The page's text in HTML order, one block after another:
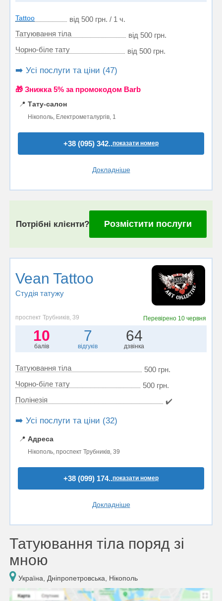
Tattoo
від 500 грн. / 1 ч.
Татуювання тіла
від 500 грн.
Чорно-біле тату
від 500 грн.
➡️ Усі послуги та ціни (47)
🎁 Знижка 5% за промокодом Barb
📍 Тату-салон
Нікополь, Електрометалургів, 1
+38 (095) 342..показати номер
Докладніше
Потрібні клієнти? Розмістити послуги
Vean Tattoo
Студія татужу
проспект Трубників, 39 Перевірено 10 червня
10
балів
7
відгуків
64
дзвінка
Татуювання тіла
500 грн.
Чорно-біле тату
500 грн.
Полінезія
✔️
➡️ Усі послуги та ціни (32)
📍 Адреса
Нікополь, проспект Трубників, 39
+38 (099) 174..показати номер
Докладніше
Татуювання тіла поряд зі
мною
Україна, Дніпропетровська, Нікополь